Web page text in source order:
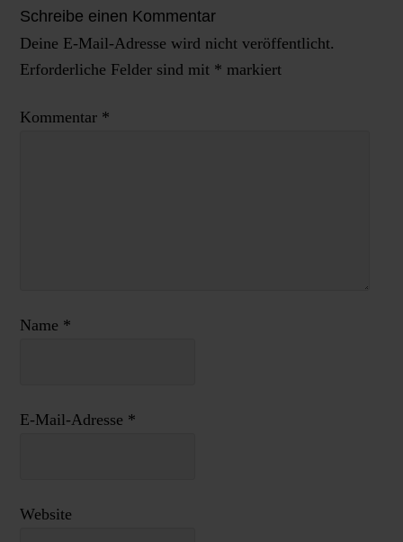
Schreibe einen Kommentar
Deine E-Mail-Adresse wird nicht veröffentlicht.
Erforderliche Felder sind mit * markiert
Kommentar *
Name *
E-Mail-Adresse *
Website